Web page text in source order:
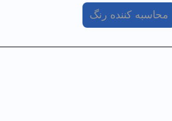
محاسبه کننده رنگ